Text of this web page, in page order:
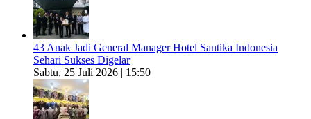
43 Anak Jadi General Manager Hotel Santika Indonesia
Sehari Sukses Digelar
Sabtu, 25 Juli 2026 | 15:50